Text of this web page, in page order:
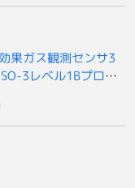
果ガス観測センサ3
3レベル1Bプロダ